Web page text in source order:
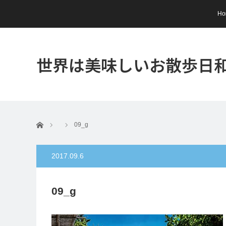
世界は美味しいお散歩日
ホーム 09_g
2017.09.6
09_g